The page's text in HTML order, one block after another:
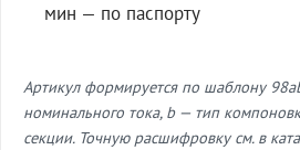
мин — по паспорту
Артикул формируется по шаблону
номинального тока, b — тип
секции. Точную расшифровку см. в